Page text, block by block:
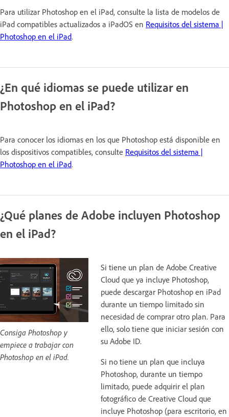
Para utilizar Photoshop en el iPad, consulte la lista de modelos de
iPad compatibles actualizados a iPadOS en Requisitos del sistema |
Photoshop en el iPad.
¿En qué idiomas se puede utilizar en
Photoshop en el iPad?
Para conocer los idiomas en los que Photoshop está disponible en
los dispositivos compatibles, consulte Requisitos del sistema |
Photoshop en el iPad.
¿Qué planes de Adobe incluyen Photoshop
en el iPad?
Consiga Photoshop y
empiece a trabajar con
Photoshop en el iPad.
Si tiene un plan de Adobe Creative
Cloud que ya incluye Photoshop,
puede descargar Photoshop en iPad
durante un tiempo limitado sin
necesidad de comprar otro plan. Para
ello, solo tiene que iniciar sesión con
su Adobe ID.
Si no tiene un plan que incluya
Photoshop, durante un tiempo
limitado, puede adquirir el plan
fotográfico de Creative Cloud que
incluye Photoshop (para escritorio, en